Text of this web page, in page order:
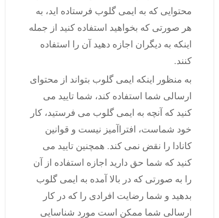
محتوایی که به ایمی گلوب فرستاده اید، به
هر صورتی که بخواهید استفاده کنید از جمله
اینکه به دیگران اجازه دهید آن را استفاده
کنند.
به منظور اینکه ایمی گلوب بتواند از محتوای
ارسالی شما استفاده کند، شما تایید می
کنید که آنچه به ایمی گلوب می فرستید، کار
خود شماست، افتراآمیز نیست و قوانین
کانادا را نقض نمی کند. همچنین تایید می
کنید که شما حق دارید اجازه استفاده از آن
را به صورتی که در بالا آمده به ایمی گلوب
بدهید و شما رضایت افرادی را که در کار
ارسالی شما ممکن است مورد شناسایی